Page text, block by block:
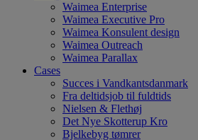
Waimea Enterprise
Waimea Executive Pro
Waimea Konsulent design
Waimea Outreach
Waimea Parallax
Cases
Succes i Vandkantsdanmark
Fra deltidsjob til fuldtids
Nielsen & Flethøj
Det Nye Skotterup Kro
Bjelkebyg tømrer